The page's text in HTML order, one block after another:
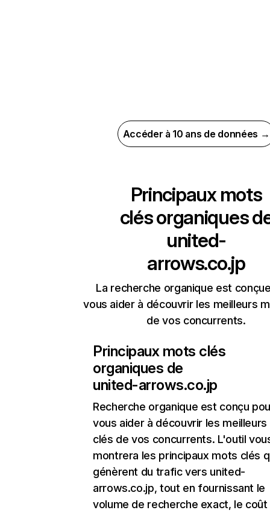
Accéder à 10 ans de données →
Principaux mots
clés organiques
united-
arrows.co.jp
La recherche organique est
vous aider à découvrir les meilleurs
de vos concurrents.
Principaux mots clés
organiques de
united-arrows.co.jp
Recherche organique est conçu
vous aider à découvrir les
clés de vos concurrents. L'outil
montrera les principaux mots clés
génèrent du trafic vers united-
arrows.co.jp, tout en fournissant le
volume de recherche exact, le coût